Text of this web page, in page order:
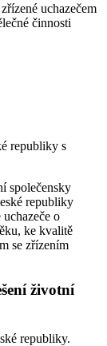
uchazečem
činnosti
republiky s
společensky
republiky
o
ke kvalitě
se zřízením
životní
republiky.